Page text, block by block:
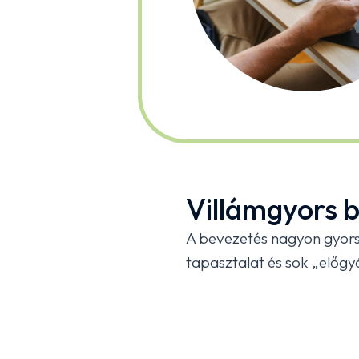
Villámgyors
A bevezetés nagyon
tapasztalat és sok